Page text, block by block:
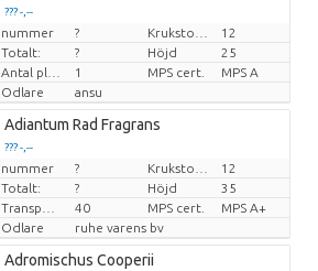
??? -,--
Pris per enhet
nummer ?
12
Totalt:
? Höjd
25
1 MPS cert.
MPS A
Odlare
ansu
Adiantum Rad Fragrans
??? -,--
Pris per enhet
nummer ?
12
Totalt:
? Höjd
35
40 MPS cert.
MPS A+
Odlare
ruhe varens bv
Adromischus Cooperii